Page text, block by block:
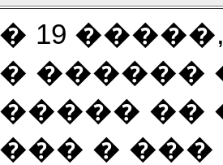
19
������
��
� ���